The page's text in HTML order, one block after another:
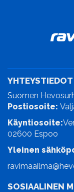
YHTEYSTIEDOT
Suomen
Postiosoite:
Käyntiosoite:
02600 Espoo
Yleinen
SOSIAALINEN